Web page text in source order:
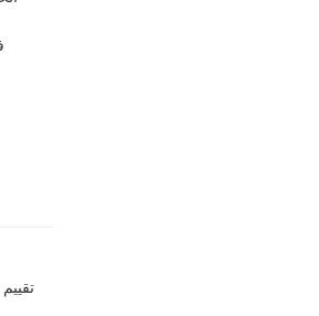
تقييم 4.7/5 بناءً على آراء العملاء